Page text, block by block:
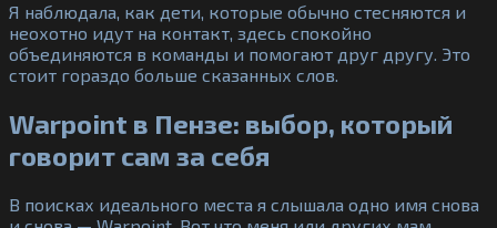
Я наблюдала, как дети, которые обычно стесняются и
неохотно идут на контакт, здесь спокойно
объединяются в команды и помогают друг другу. Это
стоит гораздо больше сказанных слов.
Warpoint в Пензе: выбор, который
говорит сам за себя
В поисках идеального места я слышала одно имя снова